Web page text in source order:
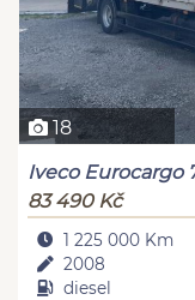
18
Iveco Eurocargo
83 490 Kč
1 225 000 Km
2008
diesel